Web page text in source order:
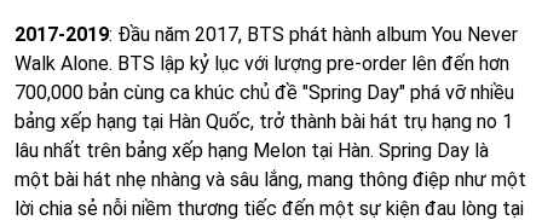
2017-2019: Đầu năm 2017, BTS phát hành album You Never
Walk Alone. BTS lập kỷ lục với lượng pre-order lên đến hơn
700,000 bản cùng ca khúc chủ đề "Spring Day" phá vỡ nhiều
bảng xếp hạng tại Hàn Quốc, trở thành bài hát trụ hạng no 1
lâu nhất trên bảng xếp hạng Melon tại Hàn. Spring Day là
một bài hát nhẹ nhàng và sâu lắng, mang thông điệp như một
lời chia sẻ nỗi niềm thương tiếc đến một sự kiện đau lòng tại